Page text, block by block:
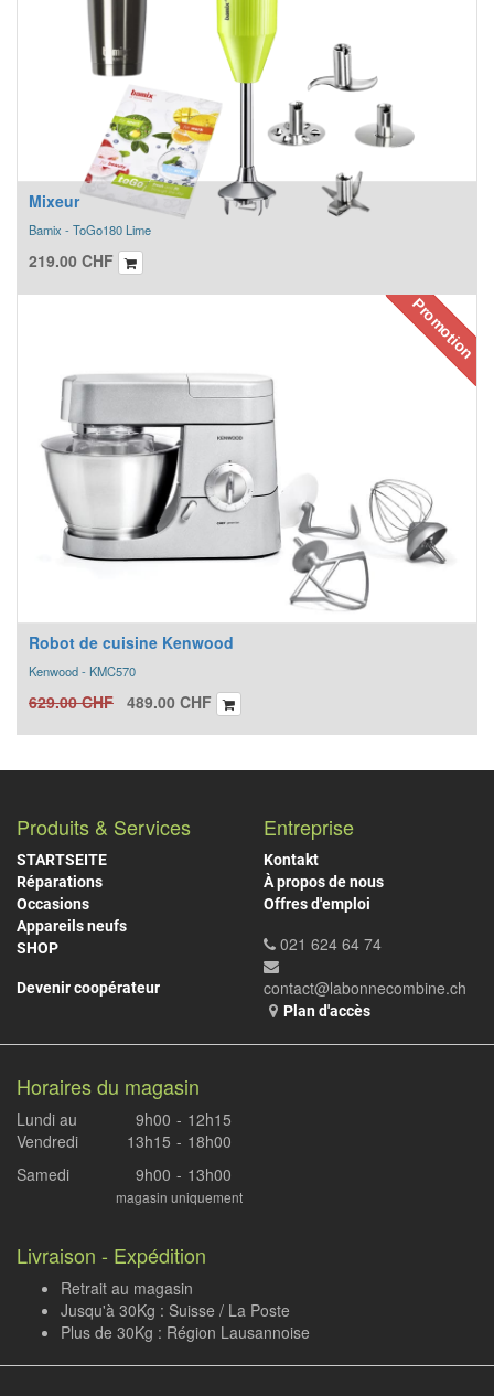
Mixeur
Bamix - ToGo180 Lime
219.00 CHF
Promotion
Robot de cuisine Kenwood
Kenwood - KMC570
629.00CHF 489.00 CHF
Produits & Services
STARTSEITE
Réparations
Occasions
Appareils neufs
SHOP
Devenir coopérateur
Entreprise
Kontakt
À propos de nous
Offres d'emploi
021 624 64 74
contact@labonnecombine.ch
Plan d'accès
Horaires du magasin
Lundi au
Vendredi
9h00
13h15
-
-
12h15
18h00
Samedi
9h00 - 13h00
magasin uniquement
Livraison - Expédition
Retrait au magasin
Jusqu'à 30Kg : Suisse / La Poste
Plus de 30Kg : Région Lausannoise